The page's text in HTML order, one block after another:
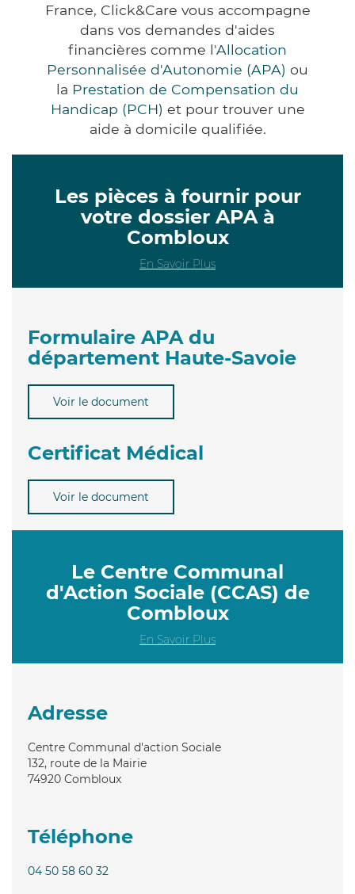
France, Click&Care vous accompagne
dans vos demandes d'aides
financières comme l'Allocation
Personnalisée d'Autonomie (APA) ou
la Prestation de Compensation du
Handicap (PCH) et pour trouver une
aide à domicile qualifiée.
Les pièces à fournir pour
votre dossier APA à
Combloux
En Savoir Plus
Formulaire APA du
département Haute-Savoie
Voir le document
Certificat Médical
Voir le document
Le Centre Communal
d'Action Sociale (CCAS) de
Combloux
En Savoir Plus
Adresse
Centre Communal d'action Sociale
132, route de la Mairie
74920 Combloux
Téléphone
04 50 58 60 32